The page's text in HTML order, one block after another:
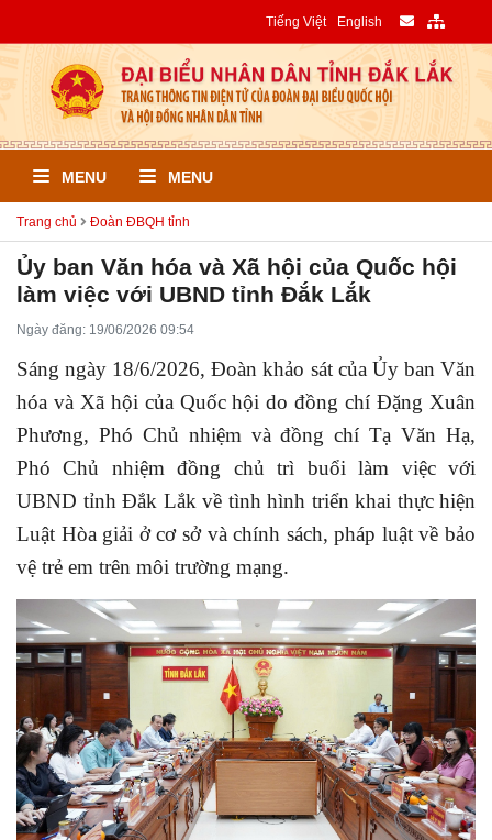
Tiếng Việt English
MENU MENU
Trang chủ Đoàn ĐBQH tỉnh
Ủy ban Văn hóa và Xã hội của Quốc hội
làm việc với UBND tỉnh Đắk Lắk
Ngày đăng: 19/06/2026 09:54
Sáng ngày 18/6/2026, Đoàn khảo sát của Ủy ban Văn
hóa và Xã hội của Quốc hội do đồng chí Đặng Xuân
Phương, Phó Chủ nhiệm và đồng chí Tạ Văn Hạ,
Phó Chủ nhiệm đồng chủ trì buổi làm việc với
UBND tỉnh Đắk Lắk về tình hình triển khai thực hiện
Luật Hòa giải ở cơ sở và chính sách, pháp luật về bảo
vệ trẻ em trên môi trường mạng.